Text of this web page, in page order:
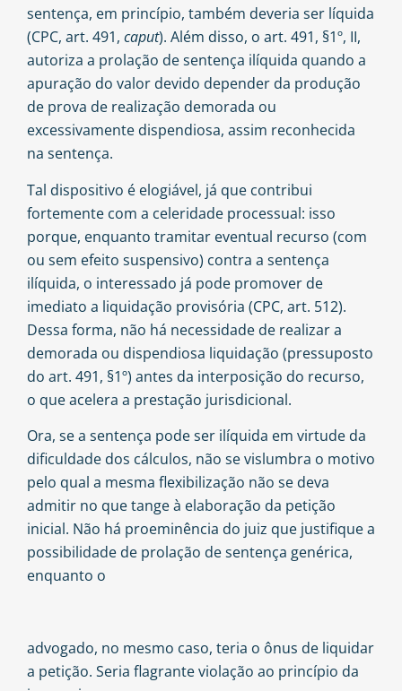
sentença, em princípio, também deveria ser líquida
(CPC, art. 491, caput). Além disso, o art. 491, §1º, II,
autoriza a prolação de sentença ilíquida quando a
apuração do valor devido depender da produção
de prova de realização demorada ou
excessivamente dispendiosa, assim reconhecida
na sentença.
Tal dispositivo é elogiável, já que contribui
fortemente com a celeridade processual: isso
porque, enquanto tramitar eventual recurso (com
ou sem efeito suspensivo) contra a sentença
ilíquida, o interessado já pode promover de
imediato a liquidação provisória (CPC, art. 512).
Dessa forma, não há necessidade de realizar a
demorada ou dispendiosa liquidação (pressuposto
do art. 491, §1º) antes da interposição do recurso,
o que acelera a prestação jurisdicional.
Ora, se a sentença pode ser ilíquida em virtude da
dificuldade dos cálculos, não se vislumbra o motivo
pelo qual a mesma flexibilização não se deva
admitir no que tange à elaboração da petição
inicial. Não há proeminência do juiz que justifique a
possibilidade de prolação de sentença genérica,
enquanto o
advogado, no mesmo caso, teria o ônus de liquidar
a petição. Seria flagrante violação ao princípio da